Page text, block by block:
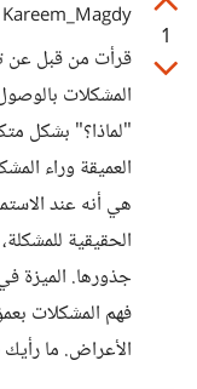
1
Kareem_Magdy
قرأت من قبل عن
المشكلات
"لماذا؟" بشكل
العميقة وراء
هي أنه عند
الحقيقية
جذورها. الميزة
فهم المشكلات
الأعراض. ما